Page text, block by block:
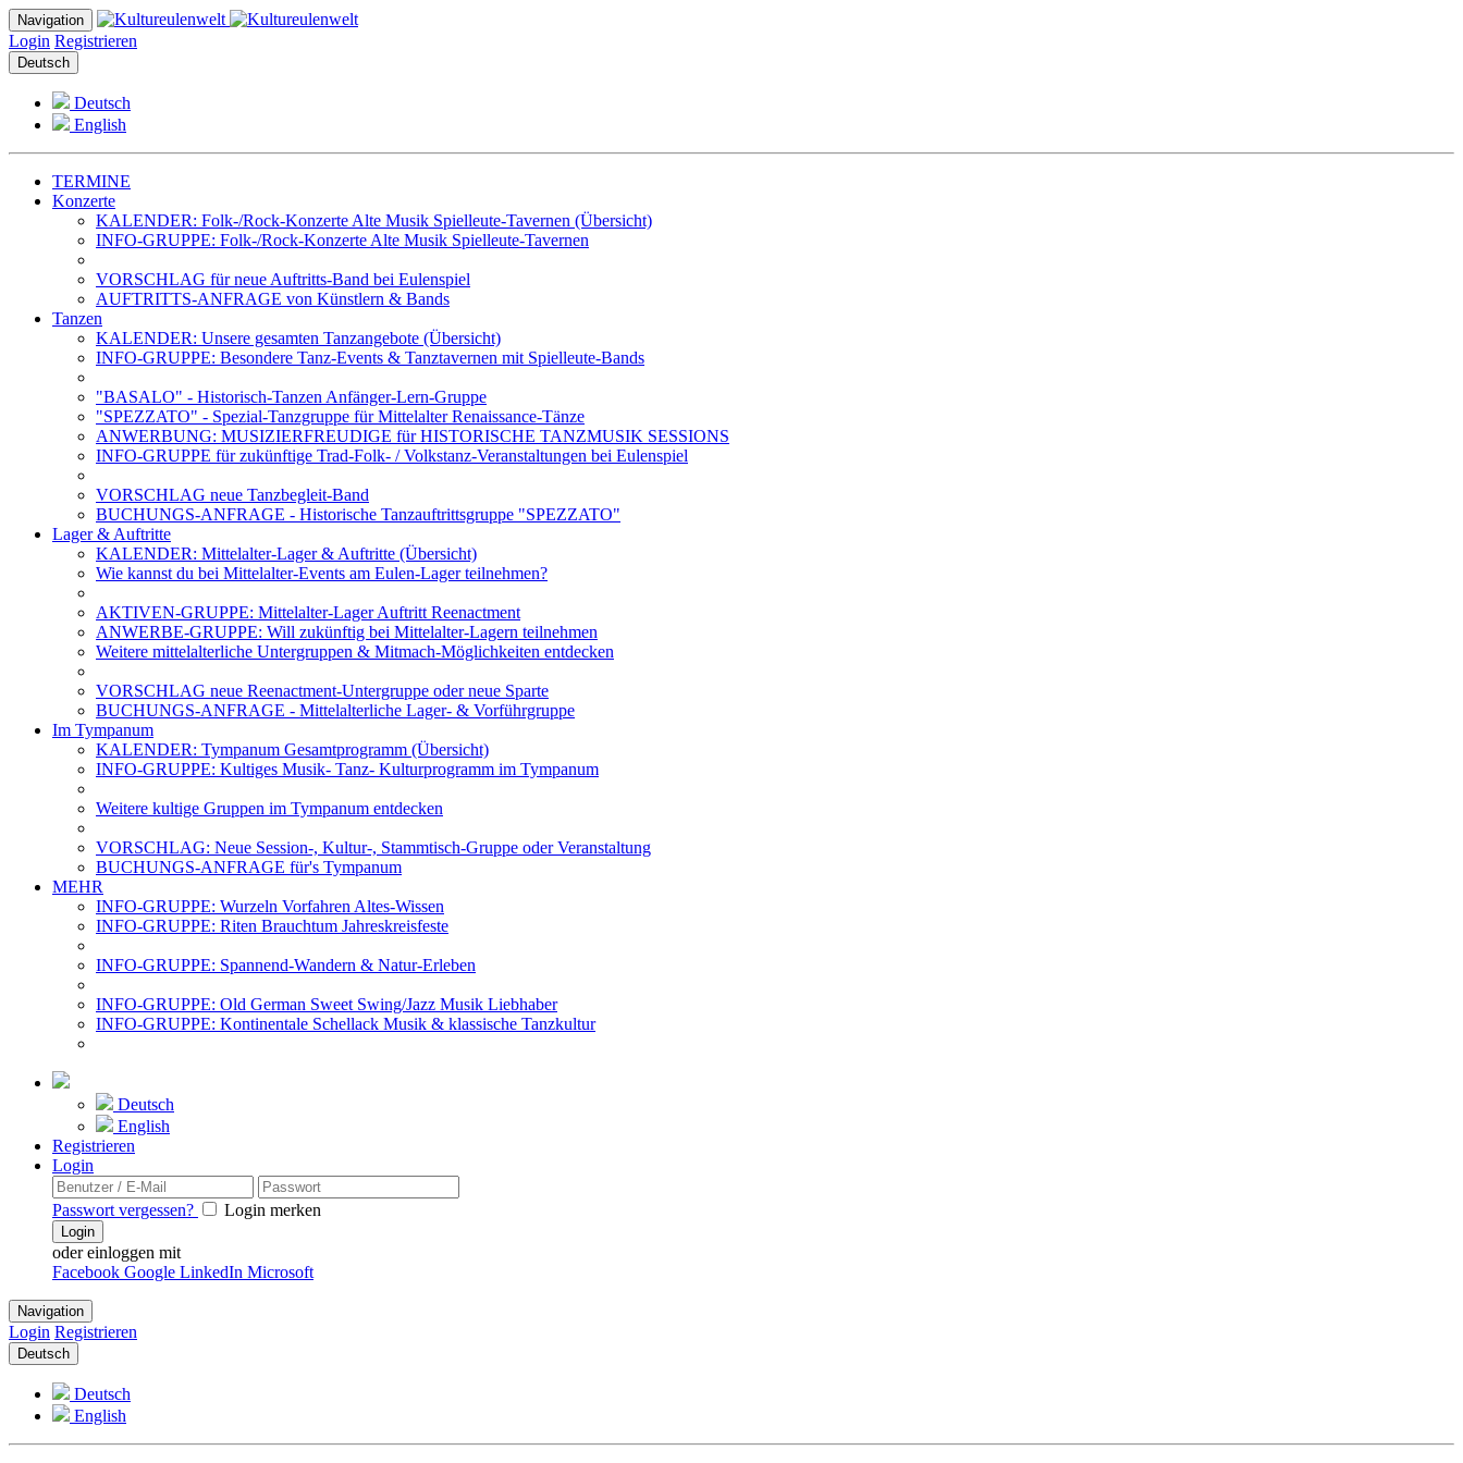
Navigation
Login Registrieren
Deutsch
Deutsch
English
TERMINE
Konzerte
KALENDER: Folk-/Rock-Konzerte Alte Musik Spielleute-Tavernen (Übersicht)
INFO-GRUPPE: Folk-/Rock-Konzerte Alte Musik Spielleute-Tavernen
VORSCHLAG für neue Auftritts-Band bei Eulenspiel
AUFTRITTS-ANFRAGE von Künstlern & Bands
Tanzen
KALENDER: Unsere gesamten Tanzangebote (Übersicht)
INFO-GRUPPE: Besondere Tanz-Events & Tanztavernen mit Spielleute-Bands
"BASALO" - Historisch-Tanzen Anfänger-Lern-Gruppe
"SPEZZATO" - Spezial-Tanzgruppe für Mittelalter Renaissance-Tänze
ANWERBUNG: MUSIZIERFREUDIGE für HISTORISCHE TANZMUSIK SESSIONS
INFO-GRUPPE für zukünftige Trad-Folk- / Volkstanz-Veranstaltungen bei Eulenspiel
VORSCHLAG neue Tanzbegleit-Band
BUCHUNGS-ANFRAGE - Historische Tanzauftrittsgruppe "SPEZZATO"
Lager & Auftritte
KALENDER: Mittelalter-Lager & Auftritte (Übersicht)
Wie kannst du bei Mittelalter-Events am Eulen-Lager teilnehmen?
AKTIVEN-GRUPPE: Mittelalter-Lager Auftritt Reenactment
ANWERBE-GRUPPE: Will zukünftig bei Mittelalter-Lagern teilnehmen
Weitere mittelalterliche Untergruppen & Mitmach-Möglichkeiten entdecken
VORSCHLAG neue Reenactment-Untergruppe oder neue Sparte
BUCHUNGS-ANFRAGE - Mittelalterliche Lager- & Vorführgruppe
Im Tympanum
KALENDER: Tympanum Gesamtprogramm (Übersicht)
INFO-GRUPPE: Kultiges Musik- Tanz- Kulturprogramm im Tympanum
Weitere kultige Gruppen im Tympanum entdecken
VORSCHLAG: Neue Session-, Kultur-, Stammtisch-Gruppe oder Veranstaltung
BUCHUNGS-ANFRAGE für's Tympanum
MEHR
INFO-GRUPPE: Wurzeln Vorfahren Altes-Wissen
INFO-GRUPPE: Riten Brauchtum Jahreskreisfeste
INFO-GRUPPE: Spannend-Wandern & Natur-Erleben
INFO-GRUPPE: Old German Sweet Swing/Jazz Musik Liebhaber
INFO-GRUPPE: Kontinentale Schellack Musik & klassische Tanzkultur
Deutsch
English
Registrieren
Login
Passwort vergessen? Login merken
Login
oder einloggen mit
Facebook Google LinkedIn Microsoft
Navigation
Login Registrieren
Deutsch
Deutsch
English